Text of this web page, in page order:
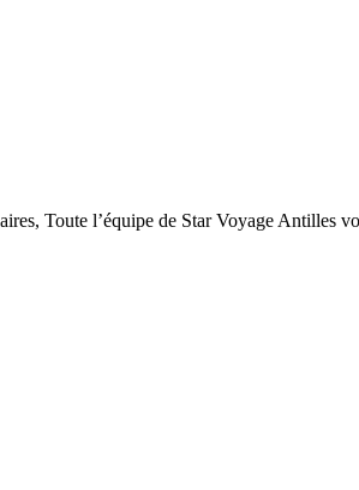
Toute l’équipe de Star Voyage Antilles